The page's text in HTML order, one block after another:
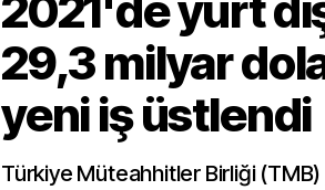
29,3 milyar
yeni iş üstlendi
Türkiye Müteahhitler Birliği (TMB)